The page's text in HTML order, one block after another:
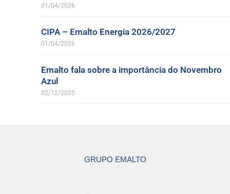
01/04/2026
CIPA – Emalto Energia 2026/2027
01/04/2026
Emalto fala sobre a importância do Novembro
Azul
02/12/2025
GRUPO EMALTO